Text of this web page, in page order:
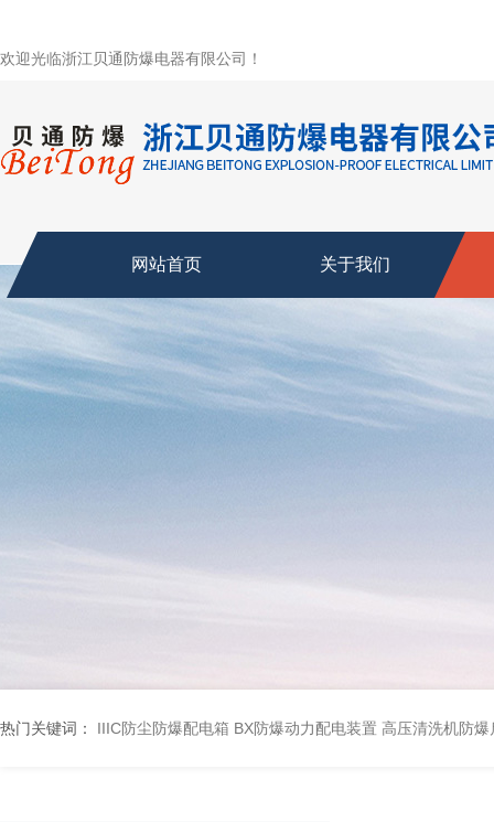
欢迎光临浙江贝通防爆电器有限公司！
网站首页 关于我们
热门关键词： IIIC防尘防爆配电箱 BX防爆动力配电装置 高压清洗机防爆